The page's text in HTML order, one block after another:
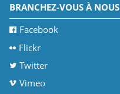
BRANCHEZ-VOUS À NOUS
Facebook
Flickr
Twitter
Vimeo